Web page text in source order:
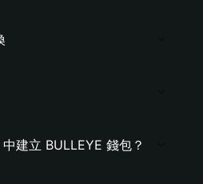
建立 BULLEYE 錢包？